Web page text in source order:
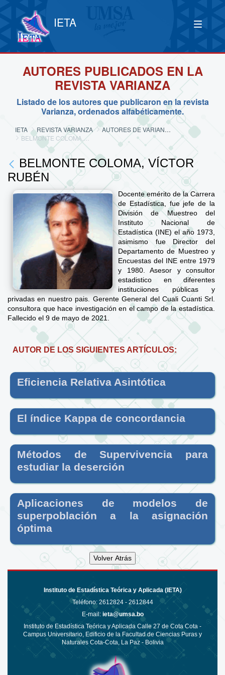
IETA
AUTORES PUBLICADOS EN LA
REVISTA VARIANZA
Listado de los autores que publicaron en la revista
Varianza, ordenados alfabéticamente.
IETA REVISTA VARIANZA
AUTORES DE VARIANZA
BELMONTE COLOMA, VÍCTOR RUBÉN
BELMONTE COLOMA, VÍCTOR
RUBÉN
Docente emérito de la Carrera
de Estadística, fue jefe de la
División de Muestreo del
Instituto Nacional de
Estadística (INE) el año 1973,
asimismo fue Director del
Departamento de Muestreo y
Encuestas del INE entre 1979
y 1980. Asesor y consultor
estadistico en diferentes
instituciiones públicas y
privadas en nuestro pais. Gerente General del Cuali Cuanti Srl.
consultora que hace investigación en el campo de la estadística.
Fallecido el 9 de mayo de 2021.
AUTOR DE LOS SIGUIENTES ARTÍCULOS:
Eficiencia Relativa Asintótica
El índice Kappa de concordancia
Métodos de Supervivencia para
estudiar la deserción
Aplicaciones de modelos de
superpoblación a la asignación
óptima
Instituto de Estadística Teórica y Aplicada (IETA)
Teléfono: 2612824 - 2612844
E-mail: ieta@umsa.bo
Instituto de Estadística Teórica y Aplicada Calle 27 de Cota Cota -
Campus Universitario, Edificio de la Facultad de Ciencias Puras y
Naturales Cota-Cota, La Paz - Bolivia